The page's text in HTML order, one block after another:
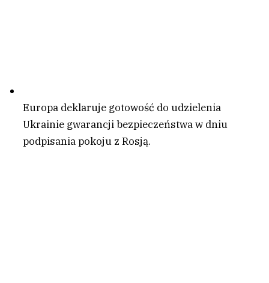
Europa deklaruje gotowość do udzielenia
Ukrainie gwarancji bezpieczeństwa w dniu
podpisania pokoju z Rosją.